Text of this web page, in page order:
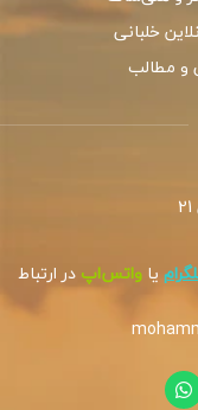
خلبانی
و مطالب
یاواتس‌اپدر ارتباط